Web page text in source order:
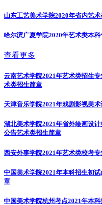
山东工艺美术学院2020年省内艺
哈尔滨广夏学院2020年艺术类本
查看更多
云南艺术学院2021年艺术类招生
术类招生简章
天津音乐学院2021年戏剧影视美
湖北美术学院2021年省外绘画设
公告艺术类招生简章
西安外事学院2021年艺术类校考
中国美术学院2021年本科招生初
章
中国美术学院杭州考点2021年本